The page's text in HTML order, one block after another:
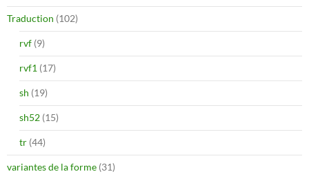
Traduction (102)
rvf (9)
rvf1 (17)
sh (19)
sh52 (15)
tr (44)
variantes de la forme (31)